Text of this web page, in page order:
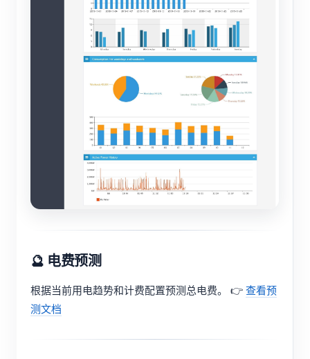
🔮 电费预测
根据当前用电趋势和计费配置预测总电费。 👉 查看预
测文档